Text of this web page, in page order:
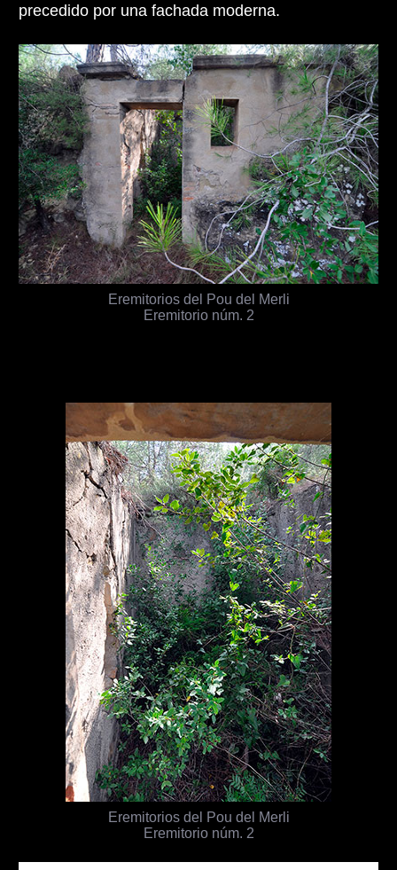
precedido por una fachada moderna.
Eremitorios del Pou del Merli
Eremitorio núm. 2
Eremitorios del Pou del Merli
Eremitorio núm. 2